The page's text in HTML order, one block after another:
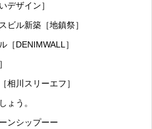
デザイン］
ビル新築［地鎮祭］
［DENIMWALL］
相川スリーエフ］
ょう。
ンシップーー